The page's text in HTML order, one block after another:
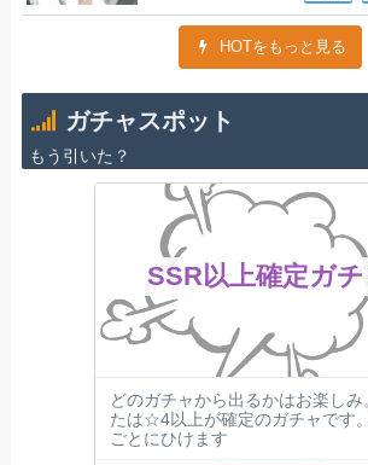
HOTをもっと見る
ガチャスポット
もう引いた？
SSR以上確定ガチ
どのガチャから出るかはお楽しみ
たは☆4以上が確定のガチャです
ごとにひけます